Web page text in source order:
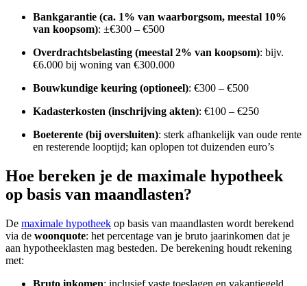
Bankgarantie (ca. 1% van waarborgsom, meestal 10%
van koopsom): ±€300 – €500
Overdrachtsbelasting (meestal 2% van koopsom): bijv.
€6.000 bij woning van €300.000
Bouwkundige keuring (optioneel): €300 – €500
Kadasterkosten (inschrijving akten): €100 – €250
Boeterente (bij oversluiten): sterk afhankelijk van oude rente
en resterende looptijd; kan oplopen tot duizenden euro’s
Hoe bereken je de maximale hypotheek
op basis van maandlasten?
De maximale hypotheek op basis van maandlasten wordt berekend
via de woonquote: het percentage van je bruto jaarinkomen dat je
aan hypotheeklasten mag besteden. De berekening houdt rekening
met:
Bruto inkomen: inclusief vaste toeslagen en vakantiegeld